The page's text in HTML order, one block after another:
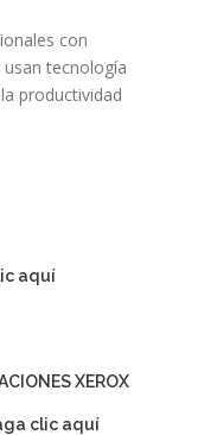
con
tecnología
productividad
aquí
XEROX
clic aquí